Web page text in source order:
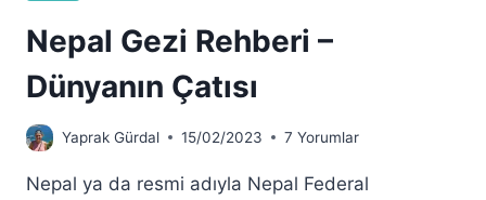
Nepal Gezi Rehberi –
Dünyanın Çatısı
Yaprak Gürdal 15/02/2023 7 Yorumlar
Nepal ya da resmi adıyla Nepal Federal